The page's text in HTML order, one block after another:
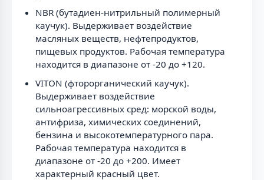
NBR (бутадиен-нитрильный полимерный
каучук). Выдерживает воздействие
масляных веществ, нефтепродуктов,
пищевых продуктов. Рабочая температура
находится в диапазоне от -20 до +120.
VITON (фторорганический каучук).
Выдерживает воздействие
сильноагрессивных сред: морской воды,
антифриза, химических соединений,
бензина и высокотемпературного пара.
Рабочая температура находится в
диапазоне от -20 до +200. Имеет
характерный красный цвет.